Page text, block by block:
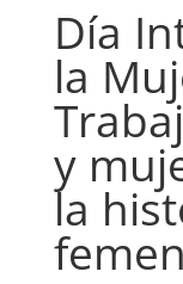
Día
la
y
la